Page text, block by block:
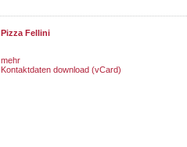
Pizza Fellini
mehr
Kontaktdaten download (vCard)